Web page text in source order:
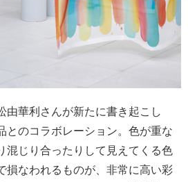
由華利さんが新たに書き起こし
とのコラボレーション。色が重な
混じり合ったりして見えてくる色
損なわれるものが、非常に高い彩